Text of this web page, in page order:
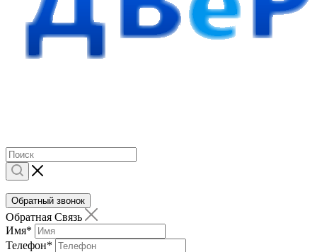
Обратный звонок
Обратная Связь
Имя*
Телефон*